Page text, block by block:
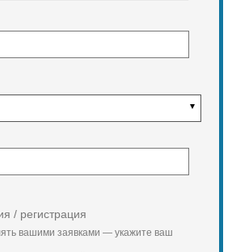
/ регистрация
вашими заявками — укажите ваш